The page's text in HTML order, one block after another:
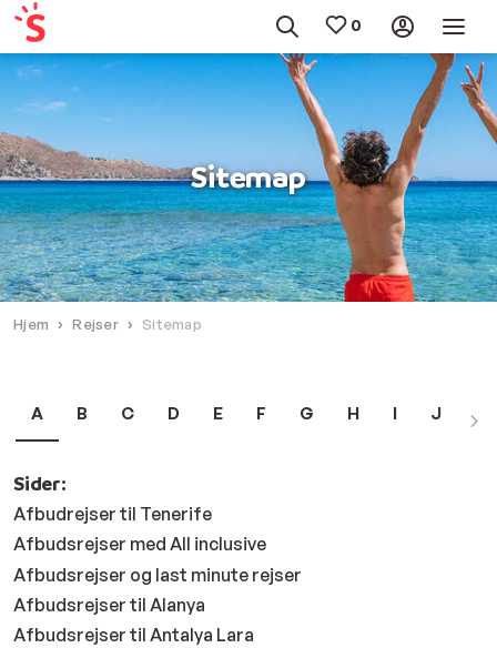
Sitemap
Hjem Rejser Sitemap
A B C D E F G H I J K
Sider:
Afbudrejser til Tenerife
Afbudsrejser med All inclusive
Afbudsrejser og last minute rejser
Afbudsrejser til Alanya
Afbudsrejser til Antalya Lara